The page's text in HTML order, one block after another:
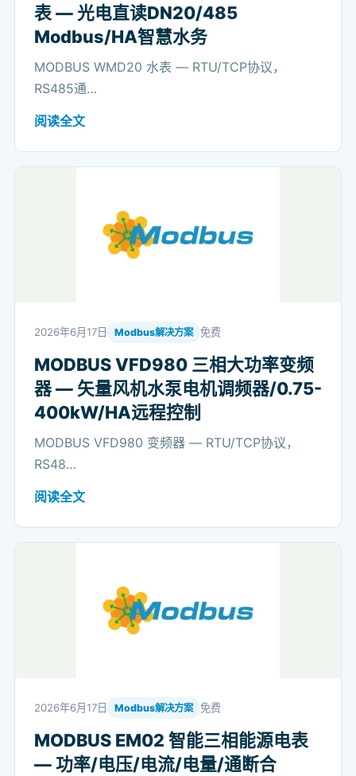
表 — 光电直读DN20/485
Modbus/HA智慧水务
MODBUS WMD20 水表 — RTU/TCP协议，
RS485通…
阅读全文
2026年6月17日 Modbus解决方案 免费
MODBUS VFD980 三相大功率变频
器 — 矢量风机水泵电机调频器/0.75-
400kW/HA远程控制
MODBUS VFD980 变频器 — RTU/TCP协议，
RS48…
阅读全文
2026年6月17日 Modbus解决方案 免费
MODBUS EM02 智能三相能源电表
— 功率/电压/电流/电量/通断合